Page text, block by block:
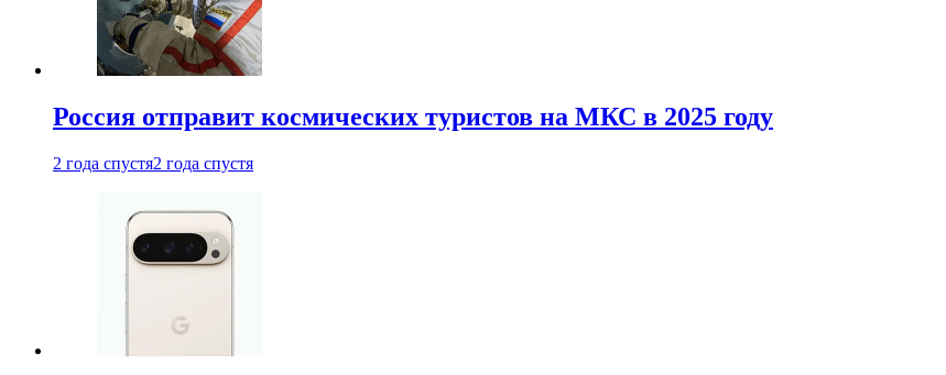
Россия отправит космических туристов на МКС в 2025 году
2 года спустя2 года спустя